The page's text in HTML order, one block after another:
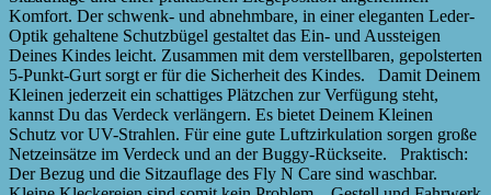
Komfort. Der schwenk- und abnehmbare, in einer eleganten Leder-
Optik gehaltene Schutzbügel gestaltet das Ein- und Aussteigen
Deines Kindes leicht. Zusammen mit dem verstellbaren, gepolsterten
5-Punkt-Gurt sorgt er für die Sicherheit des Kindes. Damit Deinem
Kleinen jederzeit ein schattiges Plätzchen zur Verfügung steht,
kannst Du das Verdeck verlängern. Es bietet Deinem Kleinen
Schutz vor UV-Strahlen. Für eine gute Luftzirkulation sorgen große
Netzeinsätze im Verdeck und an der Buggy-Rückseite. Praktisch:
Der Bezug und die Sitzauflage des Fly N Care sind waschbar.